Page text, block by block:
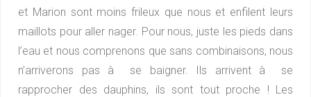
et Marion sont moins frileux que nous et enfilent leurs
maillots pour aller nager. Pour nous, juste les pieds dans
l’eau et nous comprenons que sans combinaisons, nous
n’arriverons pas à se baigner. Ils arrivent à se
rapprocher des dauphins, ils sont tout proche ! Les